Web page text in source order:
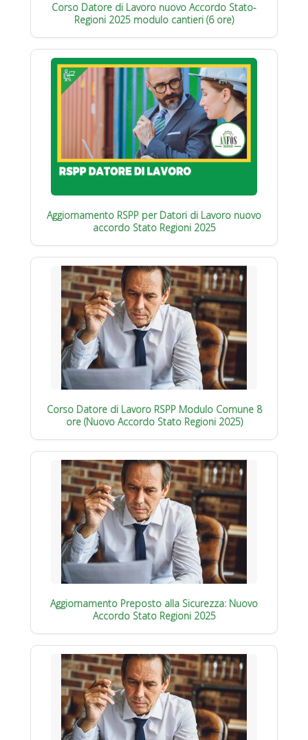
Corso Datore di Lavoro nuovo Accordo Stato-
Regioni 2025 modulo cantieri (6 ore)
Aggiornamento RSPP per Datori di Lavoro nuovo
accordo Stato Regioni 2025
Corso Datore di Lavoro RSPP Modulo Comune 8
ore (Nuovo Accordo Stato Regioni 2025)
Aggiornamento Preposto alla Sicurezza: Nuovo
Accordo Stato Regioni 2025